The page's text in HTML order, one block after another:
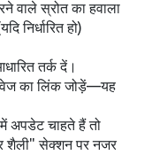
वाले स्रोत का हवाला
निर्धारित हो)
तर्क दें।
का लिंक जोड़ें—यह
अपडेट चाहते हैं तो
शैली" सेक्शन पर नजर